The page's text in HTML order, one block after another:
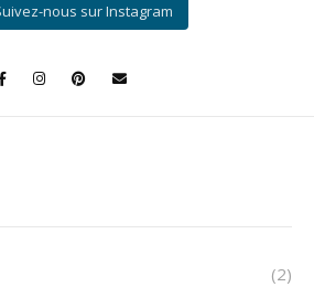
nous sur Instagram
(2)